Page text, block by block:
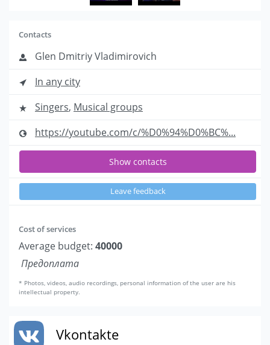
Contacts
Glen Dmitriy Vladimirovich
In any city
Singers, Musical groups
https://youtube.com/c/%D0%94%D0%BC%...
Show contacts
Leave feedback
Cost of services
Average budget: 40000
Предоплата
* Photos, videos, audio recordings, personal information of the user are his
intellectual property.
Vkontakte